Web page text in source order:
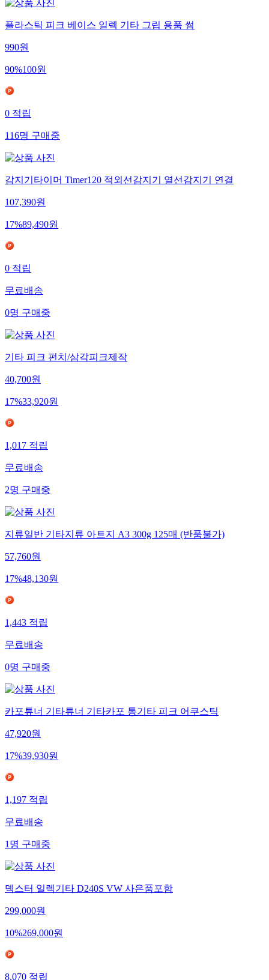
플라스틱 피크 베이스 일렉 기타 그립 용품 썸
990원
90%100원
0 적립
116명 구매중
감지기타이머 Timer120 적외선감지기 열선감지기 연결
107,390원
17%89,490원
0 적립
무료배송
0명 구매중
기타 피크 펀치/삼각피크제작
40,700원
17%33,920원
1,017 적립
무료배송
2명 구매중
지류일반 기타지류 아트지 A3 300g 125매 (반품불가)
57,760원
17%48,130원
1,443 적립
무료배송
0명 구매중
카포튜너 기타튜너 기타카포 통기타 피크 어쿠스틱
47,920원
17%39,930원
1,197 적립
무료배송
1 명 구매중
덱스터 일렉기타 D240S VW 사은품포함
299,000원
10%269,000원
8,070 적립